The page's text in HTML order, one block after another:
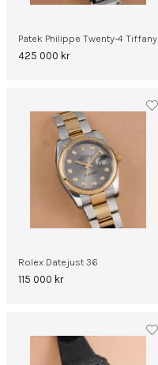
Patek Philippe Twenty-4 Tiffany
425 000 kr
Rolex Datejust 36
115 000 kr